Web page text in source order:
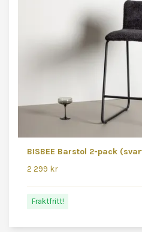
BISBEE Barstol 2-pack
2 299 kr
Fraktfritt!